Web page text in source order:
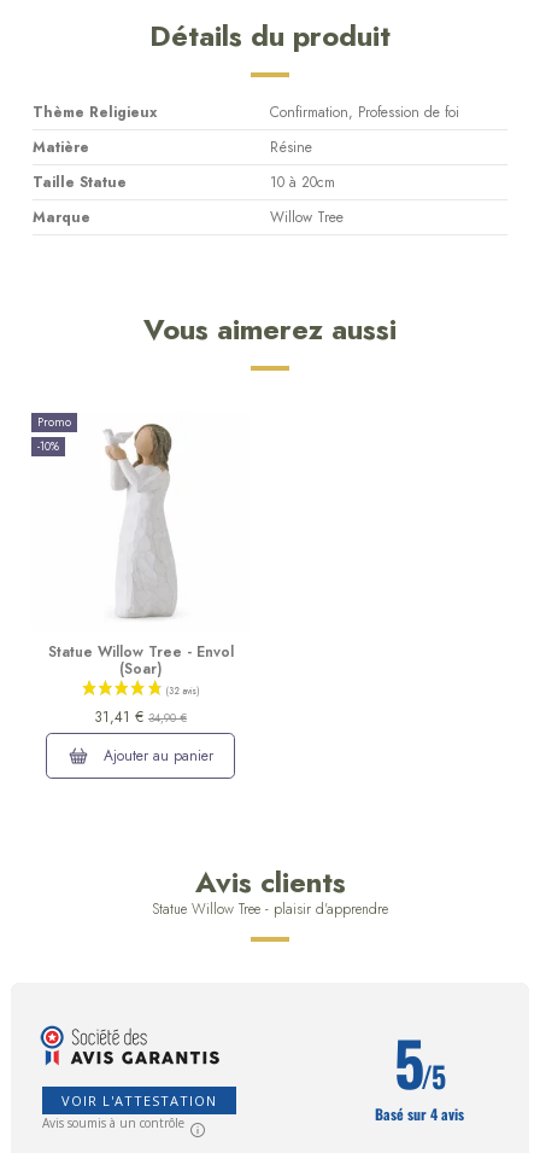
Détails du produit
Thème Religieux
Confirmation, Profession de foi
Matière
Résine
Taille Statue
10 à 20cm
Marque
Willow Tree
Vous aimerez aussi
Promo
-10%
Statue Willow Tree - Envol
(Soar)
31,41 € 34,90 €
Ajouter au panier
Avis clients
Statue Willow Tree - plaisir d'apprendre
VOIR L'ATTESTATION
Avis soumis à un contrôle
5/5
Basé sur 4 avis